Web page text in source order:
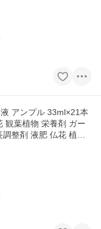
アンプル 33ml×21本
観葉植物 栄養剤 ガー
整剤 液肥 仏花 植木